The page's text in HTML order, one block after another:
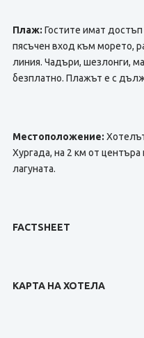
Плаж: Гостите имат
пясъчен вход към морето,
линия. Чадъри, шезлонги,
безплатно. Плажът е с
Местоположение:
Хургада, на 2 км от центъра
лагуната.
FACTSHEET
КАРТА НА ХОТЕЛА